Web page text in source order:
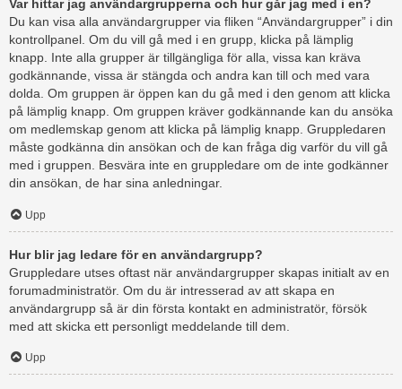
Var hittar jag användargrupperna och hur går jag med i en?
Du kan visa alla användargrupper via fliken “Användargrupper” i din
kontrollpanel. Om du vill gå med i en grupp, klicka på lämplig
knapp. Inte alla grupper är tillgängliga för alla, vissa kan kräva
godkännande, vissa är stängda och andra kan till och med vara
dolda. Om gruppen är öppen kan du gå med i den genom att klicka
på lämplig knapp. Om gruppen kräver godkännande kan du ansöka
om medlemskap genom att klicka på lämplig knapp. Gruppledaren
måste godkänna din ansökan och de kan fråga dig varför du vill gå
med i gruppen. Besvära inte en gruppledare om de inte godkänner
din ansökan, de har sina anledningar.
Upp
Hur blir jag ledare för en användargrupp?
Gruppledare utses oftast när användargrupper skapas initialt av en
forumadministratör. Om du är intresserad av att skapa en
användargrupp så är din första kontakt en administratör, försök
med att skicka ett personligt meddelande till dem.
Upp